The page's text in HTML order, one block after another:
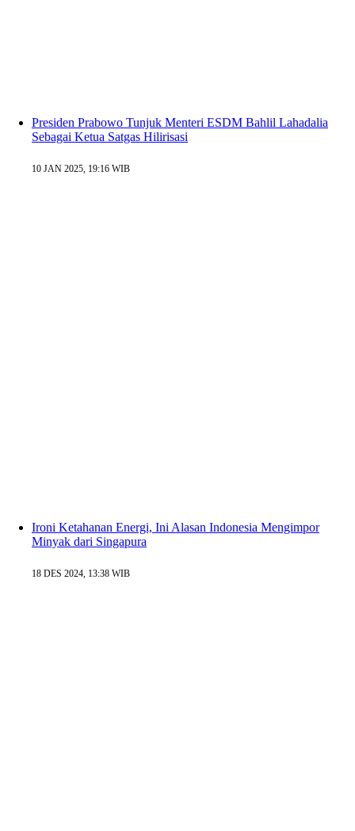
Presiden Prabowo Tunjuk Menteri ESDM Bahlil Lahadalia
Sebagai Ketua Satgas Hilirisasi
10 JAN 2025, 19:16 WIB
Ironi Ketahanan Energi, Ini Alasan Indonesia Mengimpor
Minyak dari Singapura
18 DES 2024, 13:38 WIB